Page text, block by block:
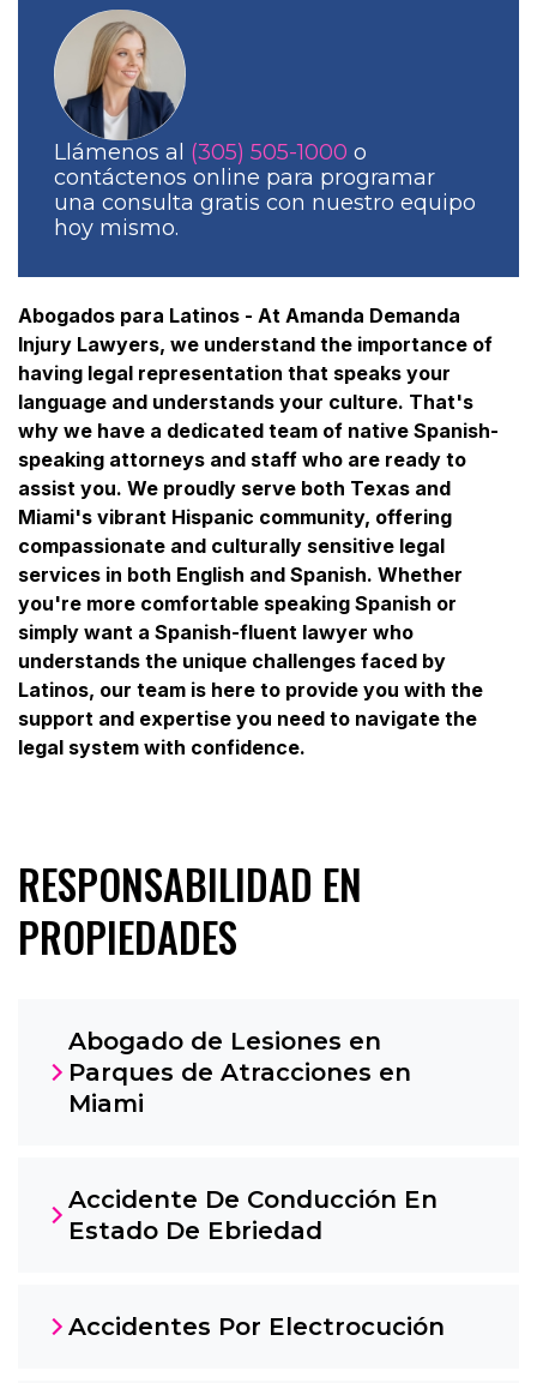
Llámenos al (305) 505-1000 o
contáctenos online para programar
una consulta gratis con nuestro equipo
hoy mismo.
Abogados para Latinos - At Amanda Demanda
Injury Lawyers, we understand the importance of
having legal representation that speaks your
language and understands your culture. That's
why we have a dedicated team of native Spanish-
speaking attorneys and staff who are ready to
assist you. We proudly serve both Texas and
Miami's vibrant Hispanic community, offering
compassionate and culturally sensitive legal
services in both English and Spanish. Whether
you're more comfortable speaking Spanish or
simply want a Spanish-fluent lawyer who
understands the unique challenges faced by
Latinos, our team is here to provide you with the
support and expertise you need to navigate the
legal system with confidence.
RESPONSABILIDAD EN
PROPIEDADES
Abogado de Lesiones en
Parques de Atracciones en
Miami
Accidente De Conducción En
Estado De Ebriedad
Accidentes Por Electrocución